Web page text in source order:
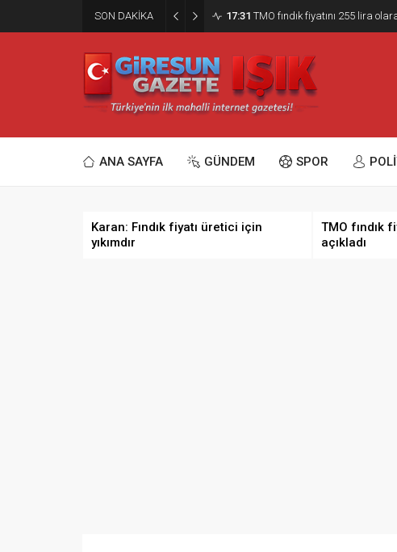
SON DAKİKA 17:31 TMO fındık fiyatını 255 lira
ANA SAYFA GÜNDEM SPOR
Karan: Fındık fiyatı üretici için
yıkımdır
TMO fındık
açıkladı